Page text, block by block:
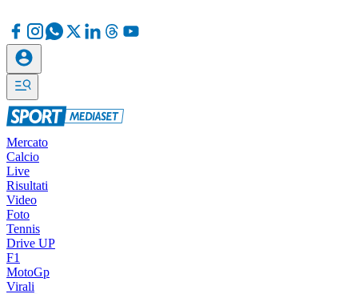
Mercato
Calcio
Live
Risultati
Video
Foto
Tennis
Drive UP
F1
MotoGp
Virali